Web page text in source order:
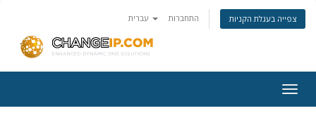
התחברות צפייה בעגלת הקניות